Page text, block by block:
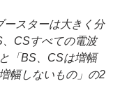
スターは大きく分
CSすべての電波
「BS、CSは増幅
幅しないもの」の2